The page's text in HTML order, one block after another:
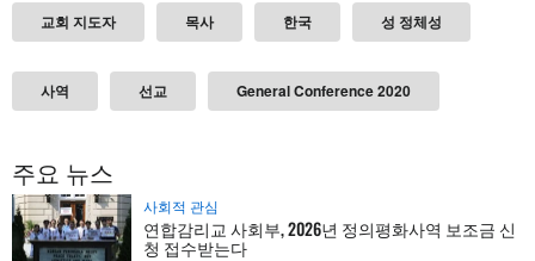
교회 지도자 목사 한국 성 정체성
사역 선교 General Conference 2020
주요 뉴스
사회적 관심
연합감리교 사회부, 2026년 정의평화사역 보조금 신
청 접수받는다